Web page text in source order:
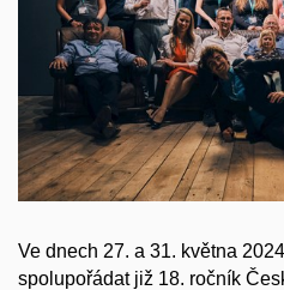
Ve dnech 27. a 31. května
spolupořádat již 18. ročník